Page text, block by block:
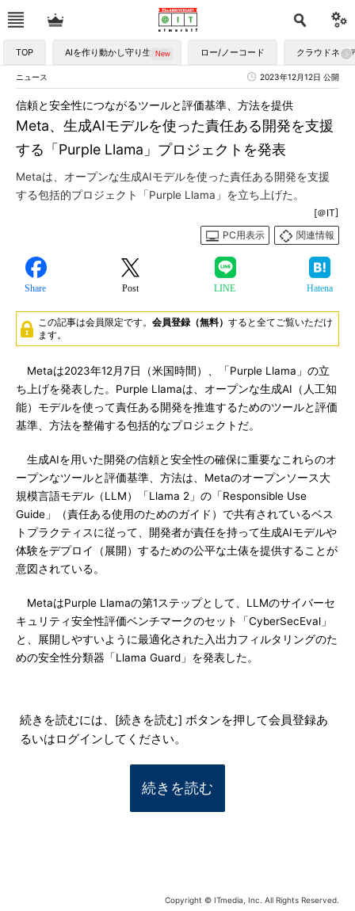
TOP AIを作り動かし守り生かす ロー/ノーコード クラウドネイ
ニュース 2023年12月12日 公開
Meta、生成AIモデルを使った責任ある開発を支援
する「Purple Llama」プロジェクトを発表
信頼と安全性につながるツールと評価基準、方法を提供
Metaは、オープンな生成AIモデルを使った責任ある開発を支援
する包括的プロジェクト「Purple Llama」を立ち上げた。
[＠IT]
PC用表示
関連情報
Share Post LINE Hatena
この記事は会員限定です。 会員登録（無料） すると全てご覧いただけ
ます。
Metaは2023年12月7日（米国時間）、「Purple Llama」の立
ち上げを発表した。Purple Llamaは、オープンな生成AI（人工知
能）モデルを使って責任ある開発を推進するためのツールと評価
基準、方法を整備する包括的なプロジェクトだ。
生成AIを用いた開発の信頼と安全性の確保に重要なこれらのオ
ープンなツールと評価基準、方法は、Metaのオープンソース大
規模言語モデル（LLM）「Llama 2」の「Responsible Use
Guide」（責任ある使用のためのガイド）で共有されているベス
トプラクティスに従って、開発者が責任を持って生成AIモデルや
体験をデプロイ（展開）するための公平な土俵を提供することが
意図されている。
MetaはPurple Llamaの第1ステップとして、LLMのサイバーセ
キュリティ安全性評価ベンチマークのセット「CyberSecEval」
と、展開しやすいように最適化された入出力フィルタリングのた
めの安全性分類器「Llama Guard」を発表した。
続きを読むには、[続きを読む] ボタンを押して会員登録あ
るいはログインしてください。
続きを読む
Copyright © ITmedia, Inc. All Rights Reserved.